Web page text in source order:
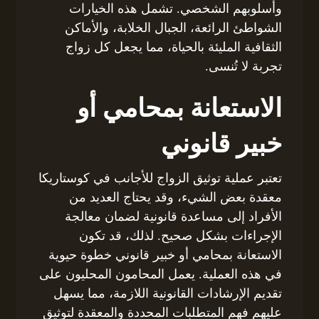
وأسلوبهم الشخصي. تشمل هذه الخيارات
الشواطئ الرائعة، الجبال الخلابة، والأماكن
الثقافية المليئة بالحياة، مما يجعل كل زواج
تجربة لا تُنسى.
الاستعانة بمحامي أو
خبير قانوني
تعتبر عملية توثيق الزواج للأجانب في كوستاريكا
معقدة بعض الشيء، وقد يحتاج العديد من
الأفراد إلى مساعدة قانونية لضمان معالجة
الإجراءات بشكل صحيح. لذلك، قد تكون
الاستعانة بمحامي أو خبير قانوني خطوة حيوية
في هذه العملية. يعمل المحامون المحليون على
تقديم الإرشادات القانونية اللازمة، مما يسهل
عليهم فهم المتطلبات المحددة والمعقدة لتوثيق